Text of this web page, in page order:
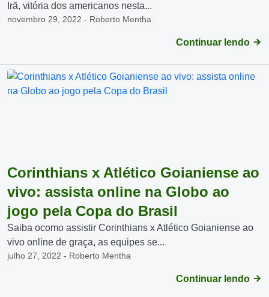
Irã, vitória dos americanos nesta...
novembro 29, 2022 - Roberto Mentha
Continuar lendo
Corinthians x Atlético Goianiense ao
vivo: assista online na Globo ao
jogo pela Copa do Brasil
Saiba ocomo assistir Corinthians x Atlético Goianiense ao
vivo online de graça, as equipes se...
julho 27, 2022 - Roberto Mentha
Continuar lendo